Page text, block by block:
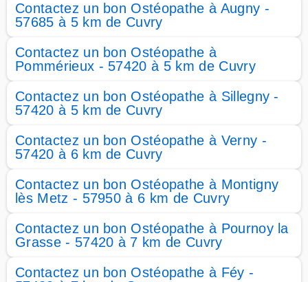
Contactez un bon Ostéopathe à Augny -
57685 à 5 km de Cuvry
Contactez un bon Ostéopathe à
Pommérieux - 57420 à 5 km de Cuvry
Contactez un bon Ostéopathe à Sillegny -
57420 à 5 km de Cuvry
Contactez un bon Ostéopathe à Verny -
57420 à 6 km de Cuvry
Contactez un bon Ostéopathe à Montigny
lès Metz - 57950 à 6 km de Cuvry
Contactez un bon Ostéopathe à Pournoy la
Grasse - 57420 à 7 km de Cuvry
Contactez un bon Ostéopathe à Féy -